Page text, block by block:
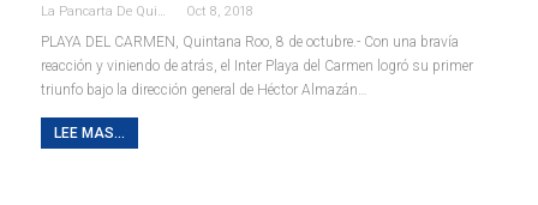
La Pancarta De Quintana Roo Oct 8, 2018
PLAYA DEL CARMEN, Quintana Roo, 8 de octubre.- Con una bravía
reacción y viniendo de atrás, el Inter Playa del Carmen logró su primer
triunfo bajo la dirección general de Héctor Almazán…
LEE MAS...